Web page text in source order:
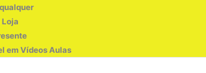
Loja
em Vídeos Aulas